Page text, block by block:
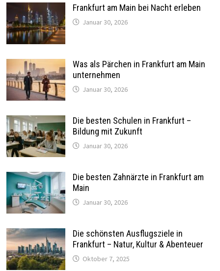
Frankfurt am Main bei Nacht erleben
Januar 30, 2026
Was als Pärchen in Frankfurt am Main
unternehmen
Januar 30, 2026
Die besten Schulen in Frankfurt –
Bildung mit Zukunft
Januar 30, 2026
Die besten Zahnärzte in Frankfurt am
Main
Januar 30, 2026
Die schönsten Ausflugsziele in
Frankfurt – Natur, Kultur & Abenteuer
Oktober 7, 2025